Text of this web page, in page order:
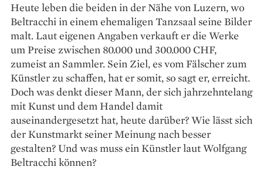
Heute leben die beiden in der Nähe von Luzern, wo
Beltracchi in einem ehemaligen Tanzsaal seine Bilder
malt. Laut eigenen Angaben verkauft er die Werke
um Preise zwischen 80.000 und 300.000 CHF,
zumeist an Sammler. Sein Ziel, es vom Fälscher zum
Künstler zu schaffen, hat er somit, so sagt er, erreicht.
Doch was denkt dieser Mann, der sich jahr­zehntelang
mit Kunst und dem Handel damit
auseinandergesetzt hat, heute darüber? Wie lässt sich
der Kunstmarkt seiner Meinung nach besser
gestalten? Und was muss ein Künstler laut Wolfgang
Beltracchi können?